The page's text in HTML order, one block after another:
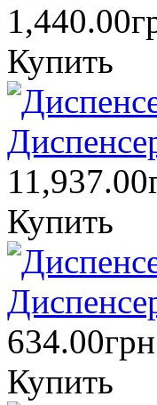
Купить
Купить
634.00грн
Купить